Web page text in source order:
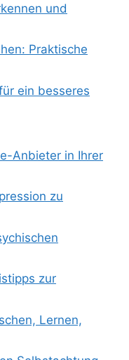
und
Praktische
ein besseres
Anbieter in Ihrer
zu
zur
Lernen,